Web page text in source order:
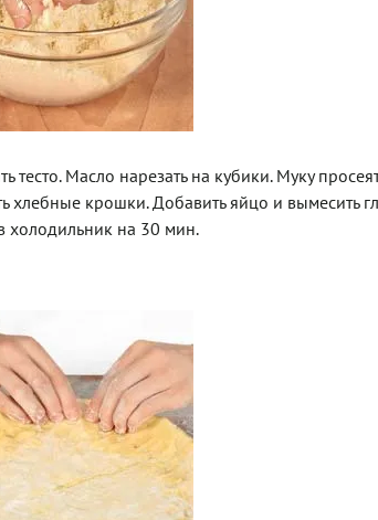
тесто. Масло нарезать на кубики. Муку
хлебные крошки. Добавить яйцо и вымесить
холодильник на 30 мин.